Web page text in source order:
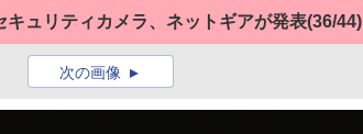
キュリティカメラ、ネットギアが発表(36/44)
次の画像